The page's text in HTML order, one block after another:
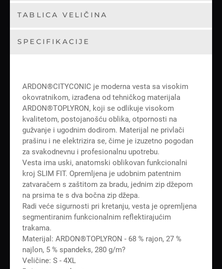
TABLICA VELIČINA
SPECIFIKACIJE
ARDON®CITYCONIC je moderna vesta sa visokim
okovratnikom, izrađena od tehničkog materijala
ARDON®TOPLYRON, koji se odlikuje visokom
kvalitetom, postojanošću oblika, otpornosti na
gužvanje i ugodnim dodirom. Materijal ne privlači
prašinu i ne elektrizira se, čime je izuzetno pogodan
za svakodnevnu i profesionalnu upotrebu.
Vesta ima uski, anatomski oblikovan funkcionalni
kroj SLIM FIT. Opremljena je udobnim patentnim
zatvaračem s zaštitom za bradu, jednim zip džepom
na prsima te s dva bočna zip džepa.
Radi veće sigurnosti pri kretanju, vesta je opremljena
segmentiranim funkcionalnim reflektirajućim
trakama.
Materijal: ARDON®TOPLYRON - 68 % rajon, 27 %
najlon, 5 % spandeks, 280 g/m?
Veličine: S - 4XL